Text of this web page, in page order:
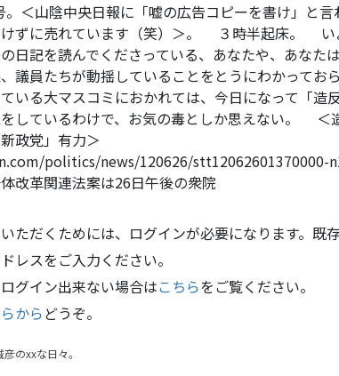
＜山陰中央日報に「嘘の広告コピーを書け」と言
けずに売れています（笑）＞。 ３時半起床。 い
日記を読んでくださっている、あなたや、あなた
議員たちが動揺していることをとうにわかってお
いる大マスコミにおかれては、今日になって「造
しているわけで、お気の毒としか思えない。 ＜
政党」有力＞
politics/news/120626/stt12062601370000-
改革関連法案は26日午後の衆院
ただくためには、ログインが必要になります。既
レスをご入力ください。
グイン出来ない場合はこちらをご覧ください。
から どうぞ。
のxxな日々。